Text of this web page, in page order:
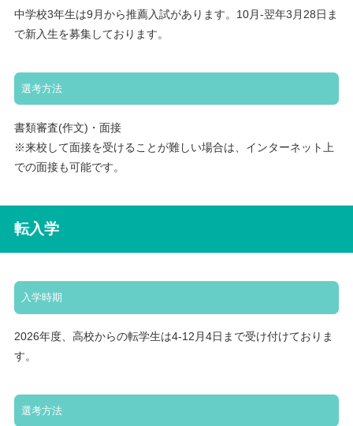
中学校3年生は9月から推薦入試があります。10月-翌年3月28日ま
で新入生を募集しております。
選考方法
書類審査(作文)・面接
※来校して面接を受けることが難しい場合は、インターネット上
での面接も可能です。
転入学
入学時期
2026年度、高校からの転学生は4-12月4日まで受け付けておりま
す。
選考方法